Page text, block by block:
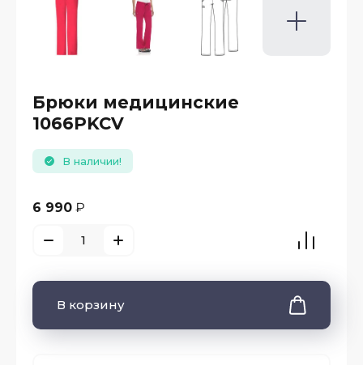
Брюки медицинские
1066PKCV
В наличии!
6 990 ₽
В корзину